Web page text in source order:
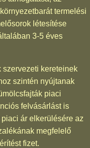
termelési
létesítése
3-5 éves
kereteinek
szintén nyújtanak
piaci
felvásárlást is
ár elkerülésére az
megfelelő
fizet.